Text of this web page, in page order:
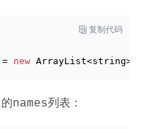
 复制代码
new ArrayList<string
的names列表：